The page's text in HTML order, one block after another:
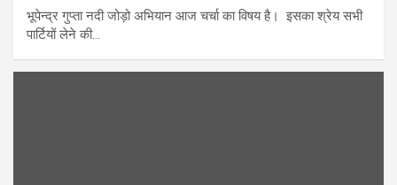
भूपेन्द्र गुप्ता नदी जोड़ो अभियान आज चर्चा का विषय है। इसका श्रेय सभी
पार्टियों लेने की…